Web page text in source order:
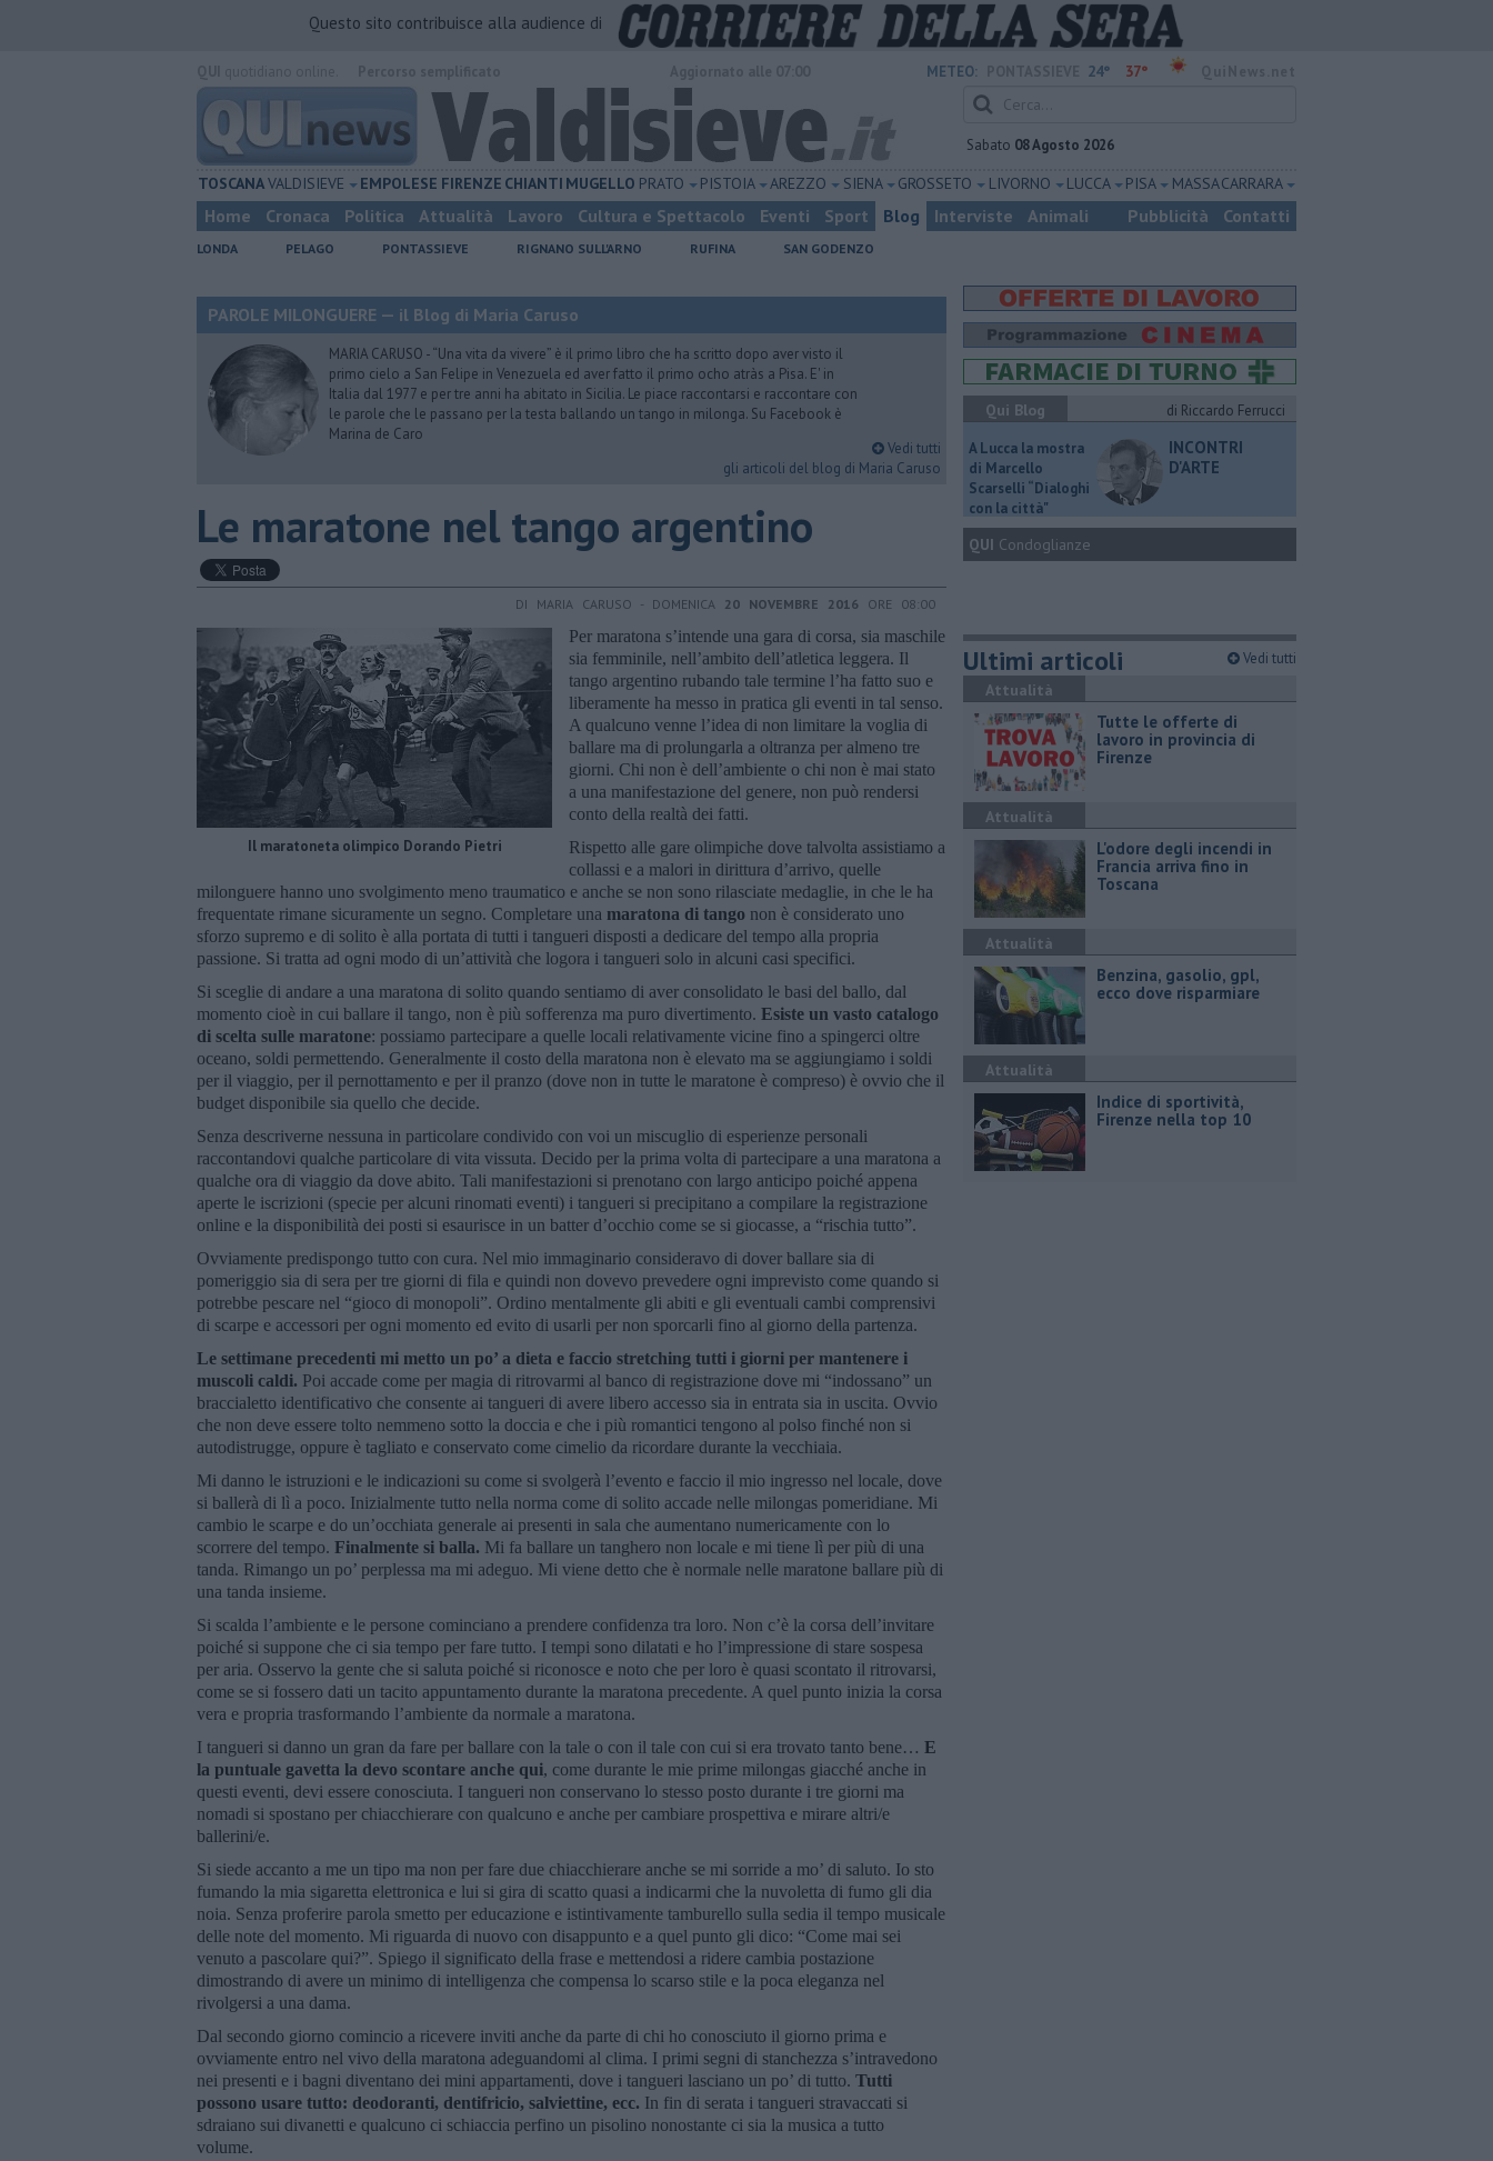
Questo sito contribuisce alla audience di
METEO: 24° 37°
Sabato 08 Agosto 2026
TOSCANAVALDISIEVE EMPOLESE FIRENZE CHIANTI MUGELLO PRATO PISTOIA AREZZO SIENA GROSSETO LIVORNO LUCCA PISA MASSA CARRARA
Home Cronaca Politica Attualità Lavoro Cultura e Spettacolo Eventi Sport Blog Interviste Animali Pubblicità Contatti
LONDA PELAGO PONTASSIEVE RIGNANO SULL'ARNO RUFINA SAN GODENZO
PAROLE MILONGUERE — il Blog di Maria Caruso
MARIA CARUSO - “Una vita da vivere” è il primo libro che ha scritto dopo aver visto il
primo cielo a San Felipe in Venezuela ed aver fatto il primo ocho atràs a Pisa. E' in
Italia dal 1977 e per tre anni ha abitato in Sicilia. Le piace raccontarsi e raccontare con
le parole che le passano per la testa ballando un tango in milonga. Su Facebook è
Marina de Caro
Vedi tutti
gli articoli del blog di Maria Caruso
Le maratone nel tango argentino
DI MARIA CARUSO - DOMENICA 20 NOVEMBRE 2016 ORE 08:00
Il maratoneta olimpico Dorando Pietri
Per maratona s’intende una gara di corsa, sia maschile
sia femminile, nell’ambito dell’atletica leggera. Il
tango argentino rubando tale termine l’ha fatto suo e
liberamente ha messo in pratica gli eventi in tal senso.
A qualcuno venne l’idea di non limitare la voglia di
ballare ma di prolungarla a oltranza per almeno tre
giorni. Chi non è dell’ambiente o chi non è mai stato
a una manifestazione del genere, non può rendersi
conto della realtà dei fatti.
Rispetto alle gare olimpiche dove talvolta assistiamo a
collassi e a malori in dirittura d’arrivo, quelle
milonguere hanno uno svolgimento meno traumatico e anche se non sono rilasciate medaglie, in che le ha
frequentate rimane sicuramente un segno. Completare una maratona di tango non è considerato uno
sforzo supremo e di solito è alla portata di tutti i tangueri disposti a dedicare del tempo alla propria
passione. Si tratta ad ogni modo di un’attività che logora i tangueri solo in alcuni casi specifici.
Si sceglie di andare a una maratona di solito quando sentiamo di aver consolidato le basi del ballo, dal
momento cioè in cui ballare il tango, non è più sofferenza ma puro divertimento. Esiste un vasto catalogo
di scelta sulle maratone: possiamo partecipare a quelle locali relativamente vicine fino a spingerci oltre
oceano, soldi permettendo. Generalmente il costo della maratona non è elevato ma se aggiungiamo i soldi
per il viaggio, per il pernottamento e per il pranzo (dove non in tutte le maratone è compreso) è ovvio che il
budget disponibile sia quello che decide.
Senza descriverne nessuna in particolare condivido con voi un miscuglio di esperienze personali
raccontandovi qualche particolare di vita vissuta. Decido per la prima volta di partecipare a una maratona a
qualche ora di viaggio da dove abito. Tali manifestazioni si prenotano con largo anticipo poiché appena
aperte le iscrizioni (specie per alcuni rinomati eventi) i tangueri si precipitano a compilare la registrazione
online e la disponibilità dei posti si esaurisce in un batter d’occhio come se si giocasse, a “rischia tutto”.
Ovviamente predispongo tutto con cura. Nel mio immaginario consideravo di dover ballare sia di
pomeriggio sia di sera per tre giorni di fila e quindi non dovevo prevedere ogni imprevisto come quando si
potrebbe pescare nel “gioco di monopoli”. Ordino mentalmente gli abiti e gli eventuali cambi comprensivi
di scarpe e accessori per ogni momento ed evito di usarli per non sporcarli fino al giorno della partenza.
Le settimane precedenti mi metto un po’ a dieta e faccio stretching tutti i giorni per mantenere i
muscoli caldi. Poi accade come per magia di ritrovarmi al banco di registrazione dove mi “indossano” un
braccialetto identificativo che consente ai tangueri di avere libero accesso sia in entrata sia in uscita. Ovvio
che non deve essere tolto nemmeno sotto la doccia e che i più romantici tengono al polso finché non si
autodistrugge, oppure è tagliato e conservato come cimelio da ricordare durante la vecchiaia.
Mi danno le istruzioni e le indicazioni su come si svolgerà l’evento e faccio il mio ingresso nel locale, dove
si ballerà di lì a poco. Inizialmente tutto nella norma come di solito accade nelle milongas pomeridiane. Mi
cambio le scarpe e do un’occhiata generale ai presenti in sala che aumentano numericamente con lo
scorrere del tempo. Finalmente si balla. Mi fa ballare un tanghero non locale e mi tiene lì per più di una
tanda. Rimango un po’ perplessa ma mi adeguo. Mi viene detto che è normale nelle maratone ballare più di
una tanda insieme.
Si scalda l’ambiente e le persone cominciano a prendere confidenza tra loro. Non c’è la corsa dell’invitare
poiché si suppone che ci sia tempo per fare tutto. I tempi sono dilatati e ho l’impressione di stare sospesa
per aria. Osservo la gente che si saluta poiché si riconosce e noto che per loro è quasi scontato il ritrovarsi,
come se si fossero dati un tacito appuntamento durante la maratona precedente. A quel punto inizia la corsa
vera e propria trasformando l’ambiente da normale a maratona.
I tangueri si danno un gran da fare per ballare con la tale o con il tale con cui si era trovato tanto bene… E
la puntuale gavetta la devo scontare anche qui, come durante le mie prime milongas giacché anche in
questi eventi, devi essere conosciuta. I tangueri non conservano lo stesso posto durante i tre giorni ma
nomadi si spostano per chiacchierare con qualcuno e anche per cambiare prospettiva e mirare altri/e
ballerini/e.
Si siede accanto a me un tipo ma non per fare due chiacchierare anche se mi sorride a mo’ di saluto. Io sto
fumando la mia sigaretta elettronica e lui si gira di scatto quasi a indicarmi che la nuvoletta di fumo gli dia
noia. Senza proferire parola smetto per educazione e istintivamente tamburello sulla sedia il tempo musicale
delle note del momento. Mi riguarda di nuovo con disappunto e a quel punto gli dico: “Come mai sei
venuto a pascolare qui?”. Spiego il significato della frase e mettendosi a ridere cambia postazione
dimostrando di avere un minimo di intelligenza che compensa lo scarso stile e la poca eleganza nel
rivolgersi a una dama.
Dal secondo giorno comincio a ricevere inviti anche da parte di chi ho conosciuto il giorno prima e
ovviamente entro nel vivo della maratona adeguandomi al clima. I primi segni di stanchezza s’intravedono
nei presenti e i bagni diventano dei mini appartamenti, dove i tangueri lasciano un po’ di tutto. Tutti
possono usare tutto: deodoranti, dentifricio, salviettine, ecc. In fin di serata i tangueri stravaccati si
sdraiano sui divanetti e qualcuno ci schiaccia perfino un pisolino nonostante ci sia la musica a tutto
volume.
Qui Blog
di Riccardo Ferrucci
A Lucca la mostra
di Marcello
Scarselli “Dialoghi
con la città"
INCONTRI
D'ARTE
QUI Condoglianze
Ultimi articoli Vedi tutti
Attualità
​Tutte le offerte di
lavoro in provincia di
Firenze
Attualità
L'odore degli incendi in
Francia arriva fino in
Toscana
Attualità
​Benzina, gasolio, gpl,
ecco dove risparmiare
Attualità
Indice di sportività,
Firenze nella top 10